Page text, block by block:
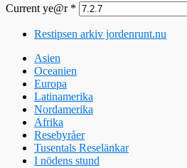
Current ye@r *
Restipsen arkiv jordenrunt.nu
Asien
Oceanien
Europa
Latinamerika
Nordamerika
Afrika
Resebyråer
Tusentals Reselänkar
I nödens stund